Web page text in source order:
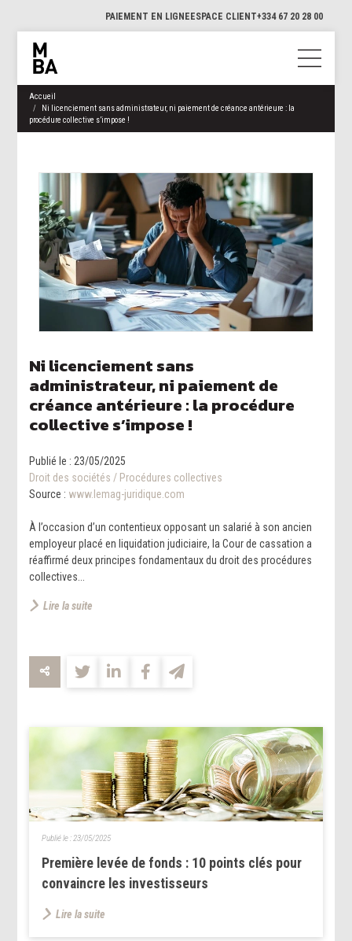
PAIEMENT EN LIGNEESPACE CLIENT+334 67 20 28 00
Accueil
Ni licenciement sans administrateur, ni paiement de créance antérieure : la
procédure collective s’impose !
Ni licenciement sans
administrateur, ni paiement de
créance antérieure : la procédure
collective s’impose !
Publié le : 23/05/2025
Droit des sociétés / Procédures collectives
Source : www.lemag-juridique.com
À l’occasion d’un contentieux opposant un salarié à son ancien
employeur placé en liquidation judiciaire, la Cour de cassation a
réaffirmé deux principes fondamentaux du droit des procédures
collectives...
Lire la suite
Première levée de fonds : 10 points clés pour
convaincre les investisseurs
Publié le : 23/05/2025
Lire la suite